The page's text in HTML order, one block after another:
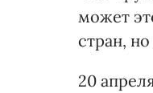
может
стран,
20